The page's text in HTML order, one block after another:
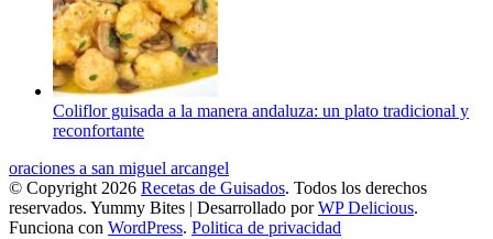
Coliflor guisada a la manera andaluza: un plato tradicional y
reconfortante
oraciones a san miguel arcangel
© Copyright 2026 Recetas de Guisados. Todos los derechos
reservados. Yummy Bites | Desarrollado porWP Delicious.
Funciona con WordPress. Politica de privacidad